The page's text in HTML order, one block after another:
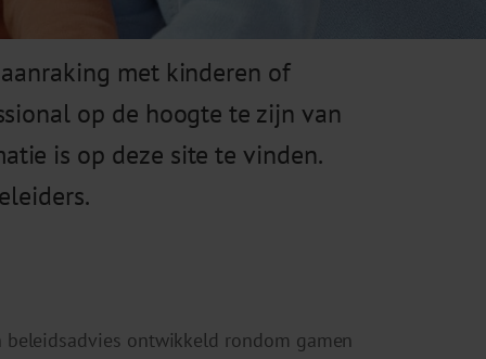
met kinderen of
op de hoogte te zijn van
is op deze site te vinden.
beleidsadvies ontwikkeld rondom gamen